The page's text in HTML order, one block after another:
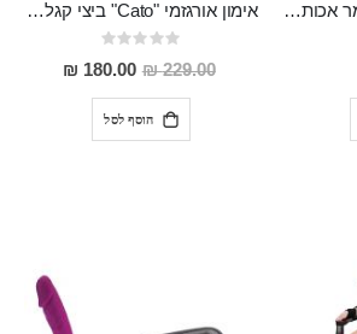
סט קשירות מעור מנומר אכותי המכיל כיסוי עיניים אזיקים ושוט "Plutus" אימון אורגזמי "Cato" ביצי קגל מסיליקון רפואי עם משקולת
Rating:
0%
229.00 ₪
מחיר
מבצע
180.00 ₪
הוסף לסל